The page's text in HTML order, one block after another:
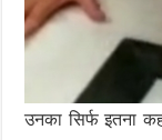
उनका सिर्फ इतना